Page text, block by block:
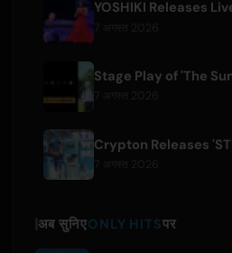
अब सुनिएONLY HITSपर